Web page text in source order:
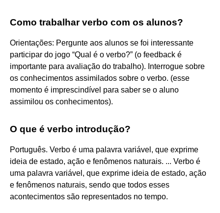
Como trabalhar verbo com os alunos?
Orientações: Pergunte aos alunos se foi interessante
participar do jogo “Qual é o verbo?” (o feedback é
importante para avaliação do trabalho). Interrogue sobre
os conhecimentos assimilados sobre o verbo. (esse
momento é imprescindível para saber se o aluno
assimilou os conhecimentos).
O que é verbo introdução?
Português. Verbo é uma palavra variável, que exprime
ideia de estado, ação e fenômenos naturais. ... Verbo é
uma palavra variável, que exprime ideia de estado, ação
e fenômenos naturais, sendo que todos esses
acontecimentos são representados no tempo.